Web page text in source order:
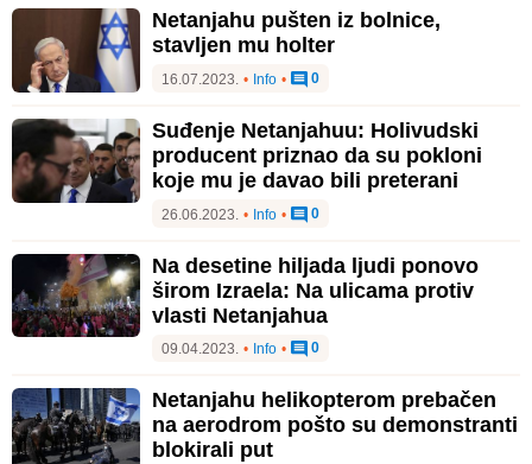
Netanjahu pušten iz bolnice,
stavljen mu holter
16.07.2023. • Info • 0
Suđenje Netanjahuu: Holivudski
producent priznao da su pokloni
koje mu je davao bili preterani
26.06.2023. • Info • 0
Na desetine hiljada ljudi ponovo
širom Izraela: Na ulicama protiv
vlasti Netanjahua
09.04.2023. • Info • 0
Netanjahu helikopterom prebačen
na aerodrom pošto su demonstranti
blokirali put